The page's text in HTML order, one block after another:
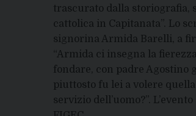
trascurato dalla storiografia,
cattolica in Capitanata”. Lo
signorina Armida Barelli, a
“Armida ci insegna la
fondare, con padre Agostino
piuttosto fu lei a volere
servizio dell’uomo?”.